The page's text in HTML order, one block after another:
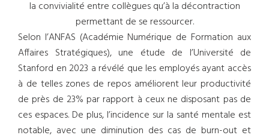
la convivialité entre collègues qu’à la décontraction
permettant de se ressourcer.
Selon l’ANFAS (Académie Numérique de Formation aux
Affaires Stratégiques), une étude de l’Université de
Stanford en 2023 a révélé que les employés ayant accès
à de telles zones de repos améliorent leur productivité
de près de 23% par rapport à ceux ne disposant pas de
ces espaces. De plus, l’incidence sur la santé mentale est
notable, avec une diminution des cas de burn-out et